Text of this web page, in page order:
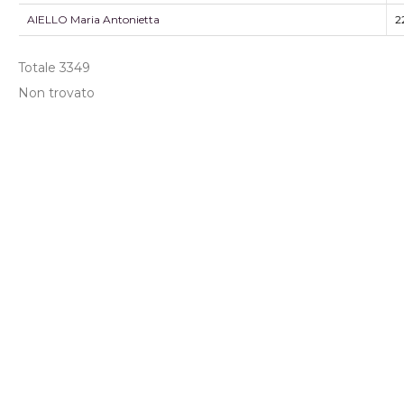
AIELLO Maria Antonietta
Totale 3349
Non trovato